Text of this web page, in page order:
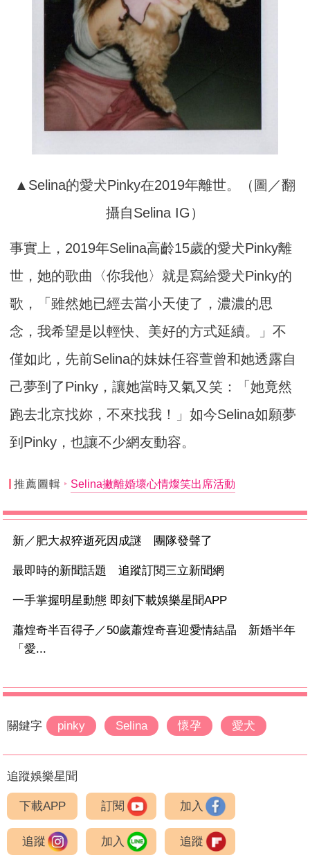
▲Selina的愛犬Pinky在2019年離世。（圖／翻
攝自Selina IG）
事實上，2019年Selina高齡15歲的愛犬Pinky離
世，她的歌曲〈你我他〉就是寫給愛犬Pinky的
歌，「雖然她已經去當小天使了，濃濃的思
念，我希望是以輕快、美好的方式延續。」不
僅如此，先前Selina的妹妹任容萱曾和她透露自
己夢到了Pinky，讓她當時又氣又笑：「她竟然
跑去北京找妳，不來找我！」如今Selina如願夢
到Pinky，也讓不少網友動容。
推薦圖輯 Selina撇離婚壞心情燦笑出席活動
新／肥大叔猝逝死因成謎 團隊發聲了
最即時的新聞話題 追蹤訂閱三立新聞網
一手掌握明星動態 即刻下載娛樂星聞APP
蕭煌奇半百得子／50歲蕭煌奇喜迎愛情結晶 新婚半年
「愛...
關鍵字 pinky Selina 懷孕 愛犬
追蹤娛樂星聞
下載APP 訂閱 加入
追蹤 加入 追蹤